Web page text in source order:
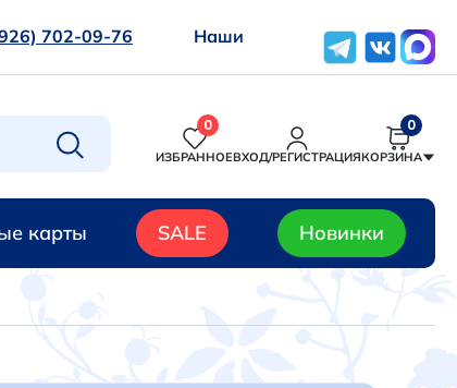
702-09-76
Наши
0
ИЗБРАННОЕВХОД/РЕГИСТРАЦИЯ
0
КОРЗИНА
карты SALE Новинки